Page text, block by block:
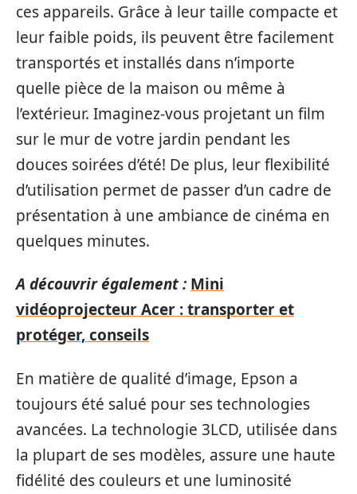
ces appareils. Grâce à leur taille compacte et
leur faible poids, ils peuvent être facilement
transportés et installés dans n’importe
quelle pièce de la maison ou même à
l’extérieur. Imaginez-vous projetant un film
sur le mur de votre jardin pendant les
douces soirées d’été! De plus, leur flexibilité
d’utilisation permet de passer d’un cadre de
présentation à une ambiance de cinéma en
quelques minutes.
A découvrir également : Mini
vidéoprojecteur Acer : transporter et
protéger, conseils
En matière de qualité d’image, Epson a
toujours été salué pour ses technologies
avancées. La technologie 3LCD, utilisée dans
la plupart de ses modèles, assure une haute
fidélité des couleurs et une luminosité